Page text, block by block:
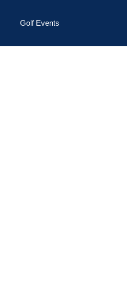
Golf Events